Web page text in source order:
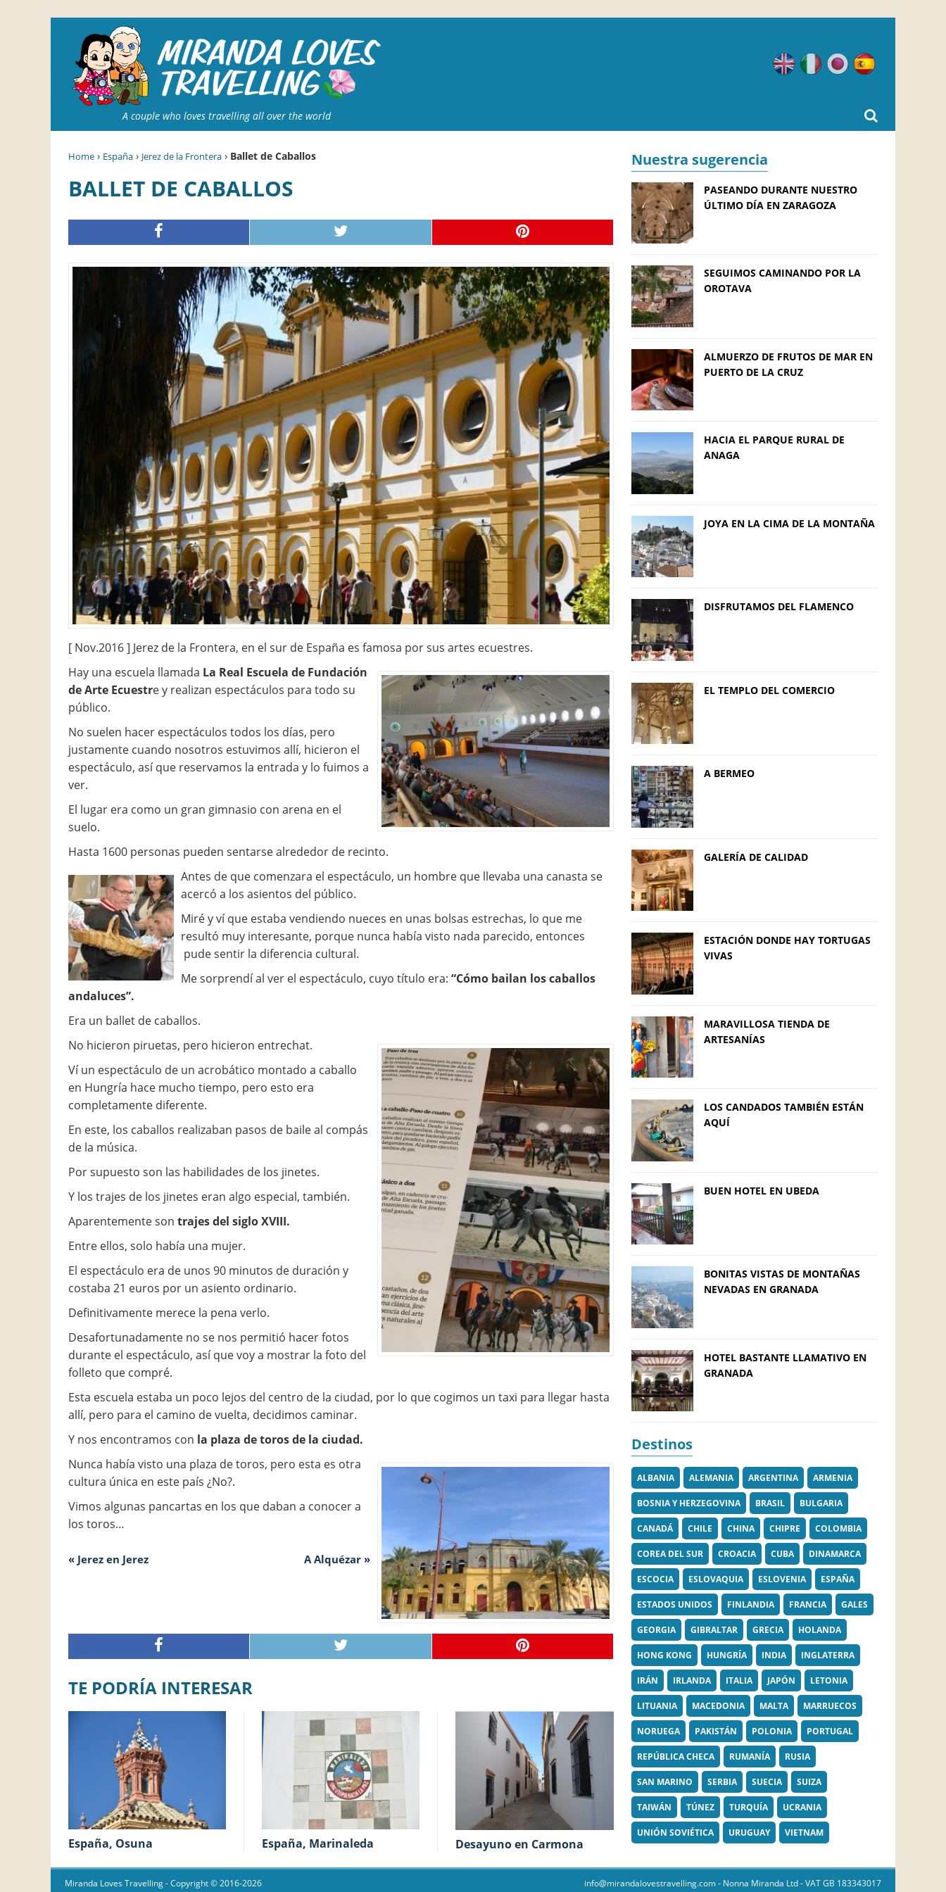
A couple who loves travelling all over the world
Inglés ItalianoJaponés
Home › España › Jerez de la Frontera › Ballet de Caballos
BALLET DE CABALLOS
[ Nov.2016 ] Jerez de la Frontera, en el sur de España es famosa por sus artes ecuestres.
Hay una escuela llamada La Real Escuela de Fundación
de Arte Ecuestre y realizan espectáculos para todo su
público.
No suelen hacer espectáculos todos los días, pero
justamente cuando nosotros estuvimos allí, hicieron el
espectáculo, así que reservamos la entrada y lo fuimos a
ver.
El lugar era como un gran gimnasio con arena en el
suelo.
Hasta 1600 personas pueden sentarse alrededor de recinto.
Antes de que comenzara el espectáculo, un hombre que llevaba una canasta se
acercó a los asientos del público.
Miré y ví que estaba vendiendo nueces en unas bolsas estrechas, lo que me
resultó muy interesante, porque nunca había visto nada parecido, entonces
pude sentir la diferencia cultural.
Me sorprendí al ver el espectáculo, cuyo título era: “Cómo bailan los caballos
andaluces”.
Era un ballet de caballos.
No hicieron piruetas, pero hicieron entrechat.
Ví un espectáculo de un acrobático montado a caballo
en Hungría hace mucho tiempo, pero esto era
completamente diferente.
En este, los caballos realizaban pasos de baile al compás
de la música.
Por supuesto son las habilidades de los jinetes.
Y los trajes de los jinetes eran algo especial, también.
Aparentemente son trajes del siglo XVIII.
Entre ellos, solo había una mujer.
El espectáculo era de unos 90 minutos de duración y
costaba 21 euros por un asiento ordinario.
Definitivamente merece la pena verlo.
Desafortunadamente no se nos permitió hacer fotos
durante el espectáculo, así que voy a mostrar la foto del
folleto que compré.
Esta escuela estaba un poco lejos del centro de la ciudad, por lo que cogimos un taxi para llegar hasta
allí, pero para el camino de vuelta, decidimos caminar.
Y nos encontramos con la plaza de toros de la ciudad.
Nunca había visto una plaza de toros, pero esta es otra
cultura única en este país ¿No?.
Vimos algunas pancartas en los que daban a conocer a
los toros…
« Jerez en Jerez A Alquézar »
TE PODRÍA INTERESAR
España, Osuna España, Marinaleda Desayuno en Carmona
Nuestra sugerencia
PASEANDO DURANTE NUESTRO
ÚLTIMO DÍA EN ZARAGOZA
SEGUIMOS CAMINANDO POR LA
OROTAVA
ALMUERZO DE FRUTOS DE MAR EN
PUERTO DE LA CRUZ
HACIA EL PARQUE RURAL DE
ANAGA
JOYA EN LA CIMA DE LA MONTAÑA
DISFRUTAMOS DEL FLAMENCO
EL TEMPLO DEL COMERCIO
A BERMEO
GALERÍA DE CALIDAD
ESTACIÓN DONDE HAY TORTUGAS
VIVAS
MARAVILLOSA TIENDA DE
ARTESANÍAS
LOS CANDADOS TAMBIÉN ESTÁN
AQUÍ
BUEN HOTEL EN UBEDA
BONITAS VISTAS DE MONTAÑAS
NEVADAS EN GRANADA
HOTEL BASTANTE LLAMATIVO EN
GRANADA
Destinos
ALBANIA ALEMANIA ARGENTINA ARMENIA
BOSNIA Y HERZEGOVINA BRASIL BULGARIA
CANADÁ CHILE CHINA CHIPRE COLOMBIA
COREA DEL SUR CROACIA CUBA DINAMARCA
ESCOCIA ESLOVAQUIA ESLOVENIA ESPAÑA
ESTADOS UNIDOS FINLANDIA FRANCIA GALES
GEORGIA GIBRALTAR GRECIA HOLANDA
HONG KONG HUNGRÍA INDIA INGLATERRA
IRÁN IRLANDA ITALIA JAPÓN LETONIA
LITUANIA MACEDONIA MALTA MARRUECOS
NORUEGA PAKISTÁN POLONIA PORTUGAL
REPÚBLICA CHECA RUMANÍA RUSIA
SAN MARINO SERBIA SUECIA SUIZA
TAIWÁN TÚNEZ TURQUÍA UCRANIA
UNIÓN SOVIÉTICA URUGUAY VIETNAM
Miranda Loves Travelling- Copyright © 2016-2026 info@mirandalovestravelling.com- Nonna Miranda Ltd - VAT GB 183343017